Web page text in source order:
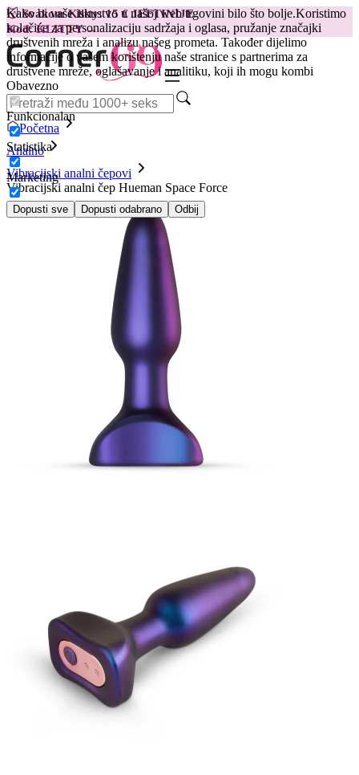
Kako bi vaše iskustvo u našoj web trgovini bilo što bolje.Koristimo
kolačiće za personalizaciju sadržaja i oglasa, pružanje značajki
društvenih mreža i analizu našeg prometa. Također dijelimo
informacije o vašem korištenju naše stranice s partnerima za
društvene mreže, oglašavanje i analitiku, koji ih mogu kombi
Obavezno
Funkcionalan
Statistika
Marketing
Dopusti sve Dopusti odabrano Odbij
😽Svakom Klitty: 15 € JEFTINIJE
Kod: KLITTY →
Početna
Analno
Vibracijski analni čepovi
Vibracijski analni čep Hueman Space Force